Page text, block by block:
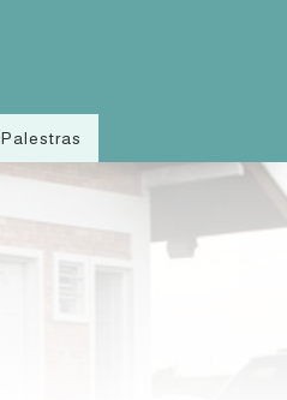
Palestras